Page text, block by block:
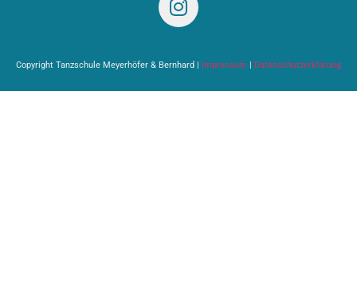
Copyright Tanzschule Meyerhöfer & Bernhard | Impressum | Datenschutzerklärung